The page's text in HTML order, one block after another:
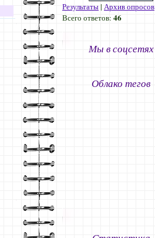
Результаты| Архив опросов
Всего ответов: 46
Мы в соцсетях
Облако тегов